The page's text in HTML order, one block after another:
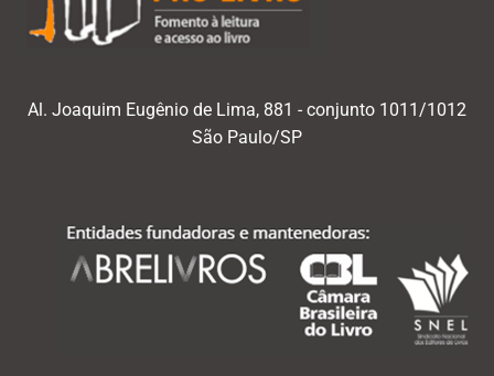
Al. Joaquim Eugênio de Lima, 881 - conjunto 1011/1012
São Paulo/SP